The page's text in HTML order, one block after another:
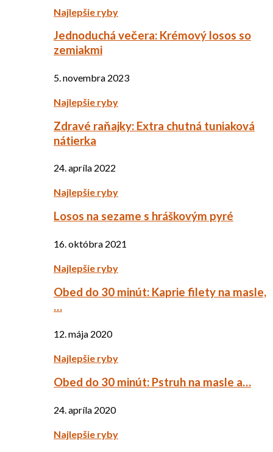
Najlepšie ryby
Jednoduchá večera: Krémový losos so
zemiakmi
5. novembra 2023
Najlepšie ryby
Zdravé raňajky: Extra chutná tuniaková
nátierka
24. apríla 2022
Najlepšie ryby
Losos na sezame s hráškovým pyré
16. októbra 2021
Najlepšie ryby
Obed do 30 minút: Kaprie filety na masle,
…
12. mája 2020
Najlepšie ryby
Obed do 30 minút: Pstruh na masle a…
24. apríla 2020
Najlepšie ryby